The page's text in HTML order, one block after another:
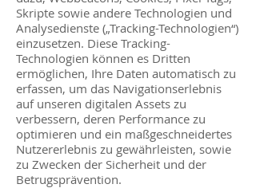
Skripte sowie andere Technologien und
Analysedienste („Tracking-Technologien“)
einzusetzen. Diese Tracking-
Technologien können es Dritten
ermöglichen, Ihre Daten automatisch zu
erfassen, um das Navigationserlebnis
auf unseren digitalen Assets zu
verbessern, deren Performance zu
optimieren und ein maßgeschneidertes
Nutzererlebnis zu gewährleisten, sowie
zu Zwecken der Sicherheit und der
Betrugsprävention.